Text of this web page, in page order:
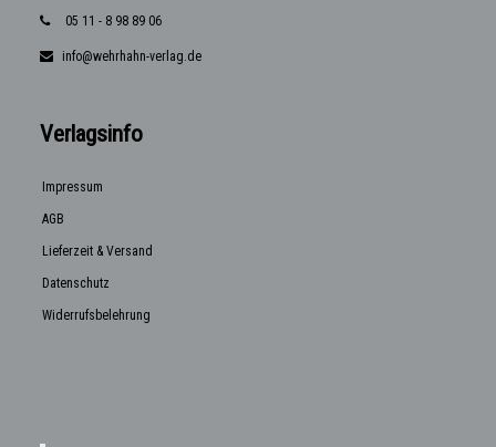
05 11 - 8 98 89 06
info@wehrhahn-verlag.de
Verlagsinfo
Impressum
AGB
Lieferzeit & Versand
Datenschutz
Widerrufsbelehrung